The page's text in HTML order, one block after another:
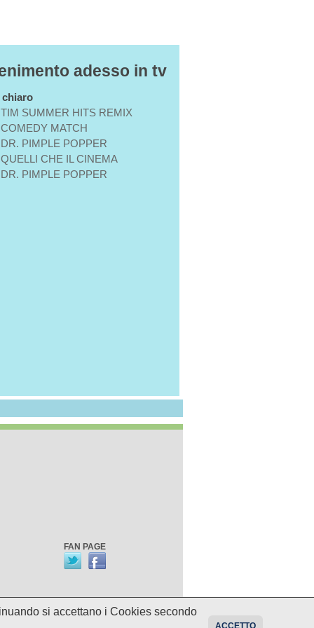
adesso in tv
TIM SUMMER HITS REMIX
COMEDY MATCH
DR. PIMPLE POPPER
QUELLI CHE IL CINEMA
DR. PIMPLE POPPER
FAN PAGE
programmi potrebbero essere
si accettano i Cookies secondo
ACCETTO